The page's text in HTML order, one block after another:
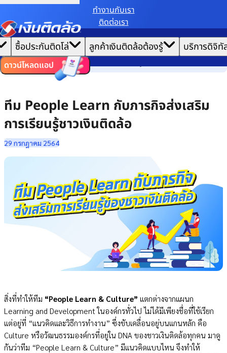
ทํางานกับเรา
ติดต่อเรา
|
ไทย EN
ซื้อประกันติดโล่ ลูกค้าเงินติดล้อต้องรู้ บริการดิจิทั
ดาวน์โหลดแอป
หน้าแรก
เล่าเรื่องวัฒนธรรม
ทีม People Learn กับภารกิจส่งเสริมการเรียนรู้ชาวเงินติดล้อ
ทีม People Learn กับภารกิจส่งเสริม
การเรียนรู้ชาวเงินติดล้อ
29 กรกฎาคม 2564
สิ่งที่ทำให้ทีม “People Learn & Culture” แตกต่างจากแผนก
Learning and Development ในองค์กรทั่วไป ไม่ได้มีเพียงชื่อที่ใช้เรียก
แต่อยู่ที่ “แนวคิดและวิธีการทำงาน” ซึ่งขับเคลื่อนอยู่บนแกนหลัก คือ
Culture หรือวัฒนธรรมองค์กรที่อยู่ใน DNA ของชาวเงินติดล้อทุกคน มาดู
กันว่าทีม “People Learn & Culture” มีแนวคิดแบบไหน จึงทำให้
เราขอเก็บข้อมูลตาม นโยบายการใช้คุกกี้ เพื่อมอบประสบการณ์การใช้งานเว็บไซต์ที่ดีที่สุดให้
คุณ
ตั้งค่าคุกกี้ ยอมรับคุกกี้ทั้งหมด